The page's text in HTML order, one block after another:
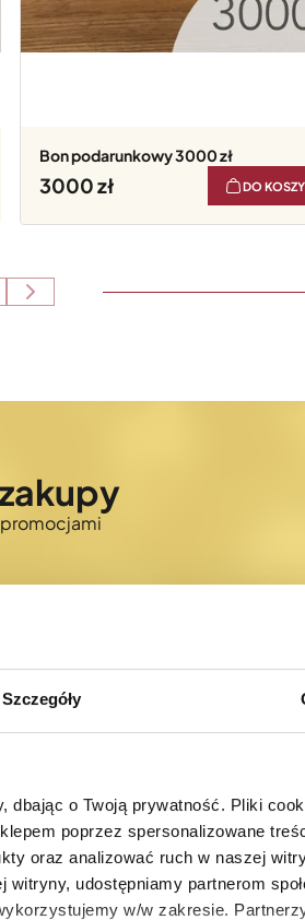
Szczegóły
o Twoją prywatność. Pliki
poprzez spersonalizowane
oraz analizować ruch w naszej
udostępniamy partnerom
w/w zakresie.
Bon podarunkowy 3000 zł
3000 DO
promocjami